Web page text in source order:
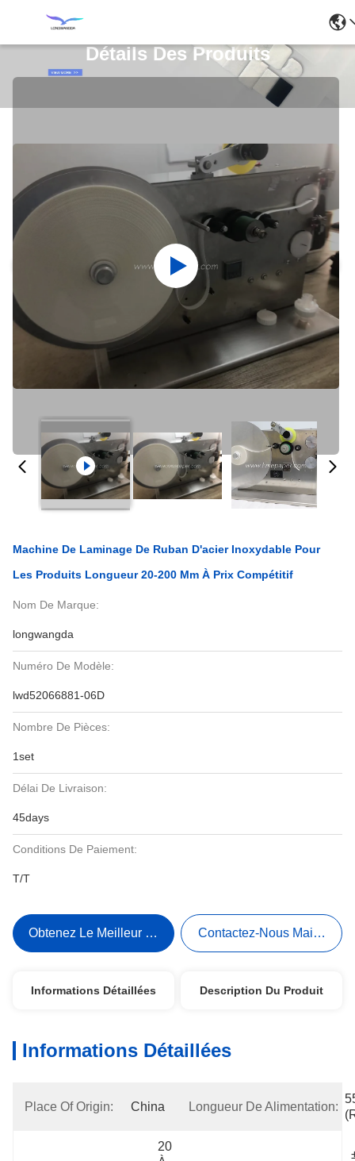
Détails Des Produits
Machine De Laminage De Ruban D'acier Inoxydable Pour
Les Produits Longueur 20-200 Mm À Prix Compétitif
Nom De Marque:
longwangda
Numéro De Modèle:
lwd52066881-06D
Nombre De Pièces:
1set
Délai De Livraison:
45days
Conditions De Paiement:
T/T
Obtenez Le Meilleur Prix Contactez-Nous Maintenant
Informations Détaillées Description Du Produit
Informations Détaillées
Place Of Origin: China Longueur De Alimentation:
20